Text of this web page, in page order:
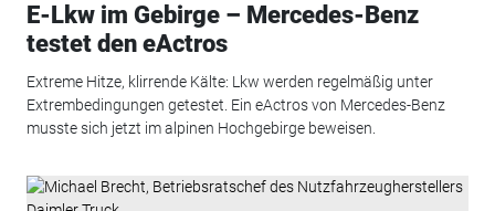
E-Lkw im Gebirge – Mercedes-Benz
testet den eActros
Extreme Hitze, klirrende Kälte: Lkw werden regelmäßig unter
Extrembedingungen getestet. Ein eActros von Mercedes-Benz
musste sich jetzt im alpinen Hochgebirge beweisen.